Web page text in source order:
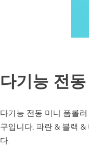
다기능 전
다기능 전동 미니 폼롤
구입니다. 파란 & 블랙
다.